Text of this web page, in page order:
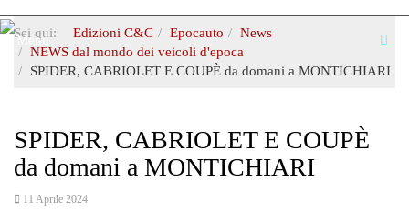
Menù
Sei qui: Edizioni C&C Epocauto
News
NEWS dal mondo dei veicoli d'epoca
SPIDER, CABRIOLET E COUPÈ da domani a MONTICHIARI
SPIDER, CABRIOLET E COUPÈ
da domani a MONTICHIARI
11 Aprile 2024